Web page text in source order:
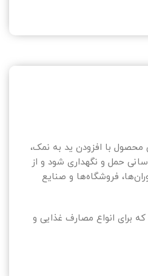
محصول با افزودن ید به نمک،
حمل و نگهداری شود و از
فروشگاه‌ها و صنایع
برای انواع مصارف غذایی و